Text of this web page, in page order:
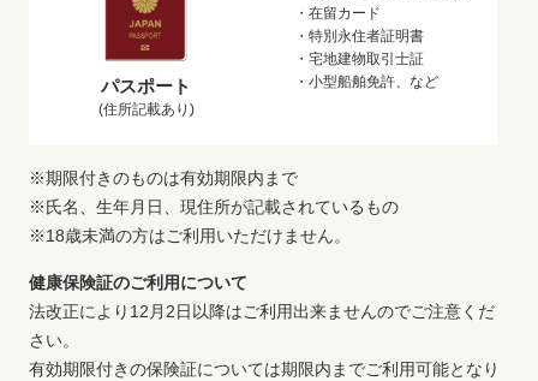
パスポート
(住所記載あり)
・在留カード
・特別永住者証明書
・宅地建物取引士証
・小型船舶免許、など
※期限付きのものは有効期限内まで
※氏名、生年月日、現住所が記載されているもの
※18歳未満の方はご利用いただけません。
健康保険証のご利用について
法改正により12月2日以降はご利用出来ませんのでご注意くだ
さい。
有効期限付きの保険証については期限内までご利用可能となり